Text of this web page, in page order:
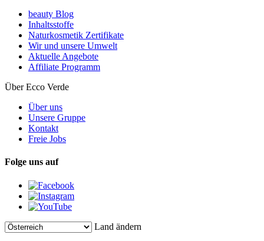
beauty Blog
Inhaltsstoffe
Naturkosmetik Zertifikate
Wir und unsere Umwelt
Aktuelle Angebote
Affiliate Programm
Über Ecco Verde
Über uns
Unsere Gruppe
Kontakt
Freie Jobs
Folge uns auf
Land ändern